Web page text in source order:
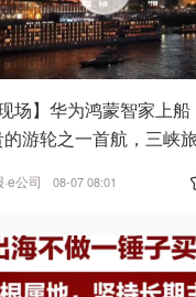
现场】华为鸿蒙智家上
游轮之一首航，三峡
公司 08-07 08:01